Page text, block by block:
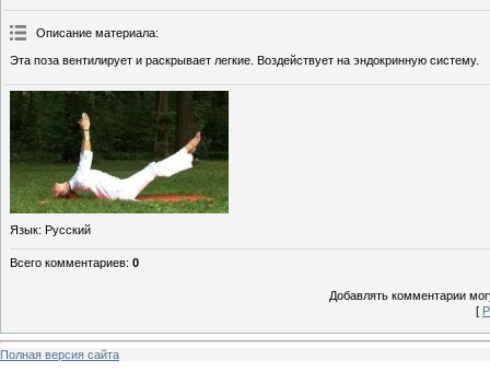
Описание материала:
Эта поза вентилирует и раскрывает легкие. Воздействует на эндокринную систему.
Язык: Русский
Всего комментариев: 0
Добавлять комментарии
[
Полная версия сайта